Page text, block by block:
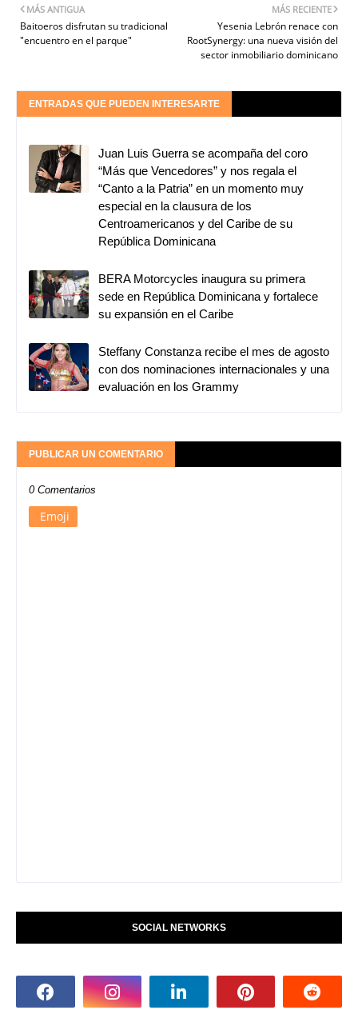
MÁS RECIENTE
Yesenia Lebrón renace con
RootSynergy: una nueva visión del
sector inmobiliario dominicano
MÁS ANTIGUA
Baitoeros disfrutan su tradicional
"encuentro en el parque"
ENTRADAS QUE PUEDEN INTERESARTE
Juan Luis Guerra se acompaña del coro
“Más que Vencedores” y nos regala el
“Canto a la Patria” en un momento muy
especial en la clausura de los
Centroamericanos y del Caribe de su
República Dominicana
BERA Motorcycles inaugura su primera
sede en República Dominicana y fortalece
su expansión en el Caribe
Steffany Constanza recibe el mes de agosto
con dos nominaciones internacionales y una
evaluación en los Grammy
PUBLICAR UN COMENTARIO
0 Comentarios
Emoji
SOCIAL NETWORKS